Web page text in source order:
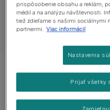
Zobraziť všetky
Zobrazené 5 z 5 článkov
Obľúbené články
prispôsobenie obsahu a reklám,
médií a na analýzu návštevnosti.
tiež zdieľame s našimi sociálnymi
partnermi. Viac informácií
Nastavenia
Prijať všetky